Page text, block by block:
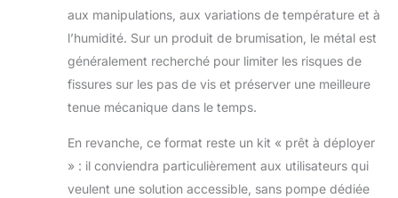
aux manipulations, aux variations de température et à
l’humidité. Sur un produit de brumisation, le métal est
généralement recherché pour limiter les risques de
fissures sur les pas de vis et préserver une meilleure
tenue mécanique dans le temps.
En revanche, ce format reste un kit « prêt à déployer
» : il conviendra particulièrement aux utilisateurs qui
veulent une solution accessible, sans pompe dédiée